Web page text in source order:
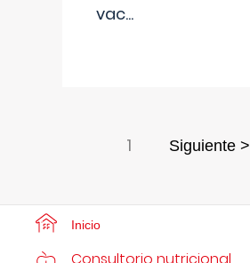
vac...
1 Siguiente >
Inicio